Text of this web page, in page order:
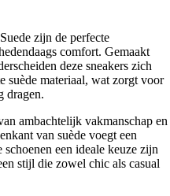
zijn de perfecte
comfort. Gemaakt
deze sneakers zich
suède materiaal, wat zorgt voor
dragen.
ambachtelijk vakmanschap en
van suède voegt een
een ideale keuze zijn
stijl die zowel chic als casual